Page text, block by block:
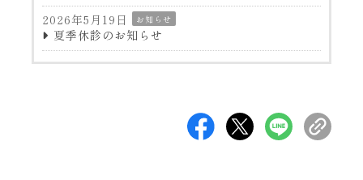
2026年5月19日
お知らせ
夏季休診のお知らせ